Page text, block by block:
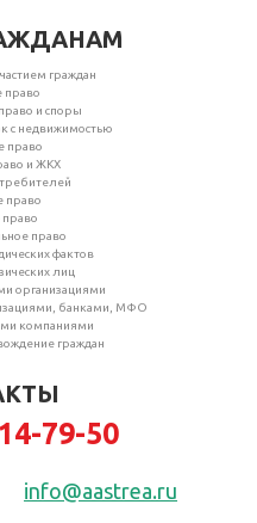
граждан
право
и споры
с недвижимостью
право
и ЖКХ
право
право
право
фактов
лиц
организациями
банками, МФО
компаниями
граждан
79-50
info@aastrea.ru